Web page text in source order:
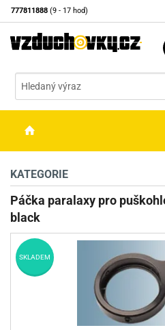
777811888 (9 - 17 hod)
OPTIKA
STŘELIVO
PŘÍSLUŠENSTVÍ
DETEKTORY KOVŮ
KATEGORIE
Páčka paralaxy pro
black
SKLADEM